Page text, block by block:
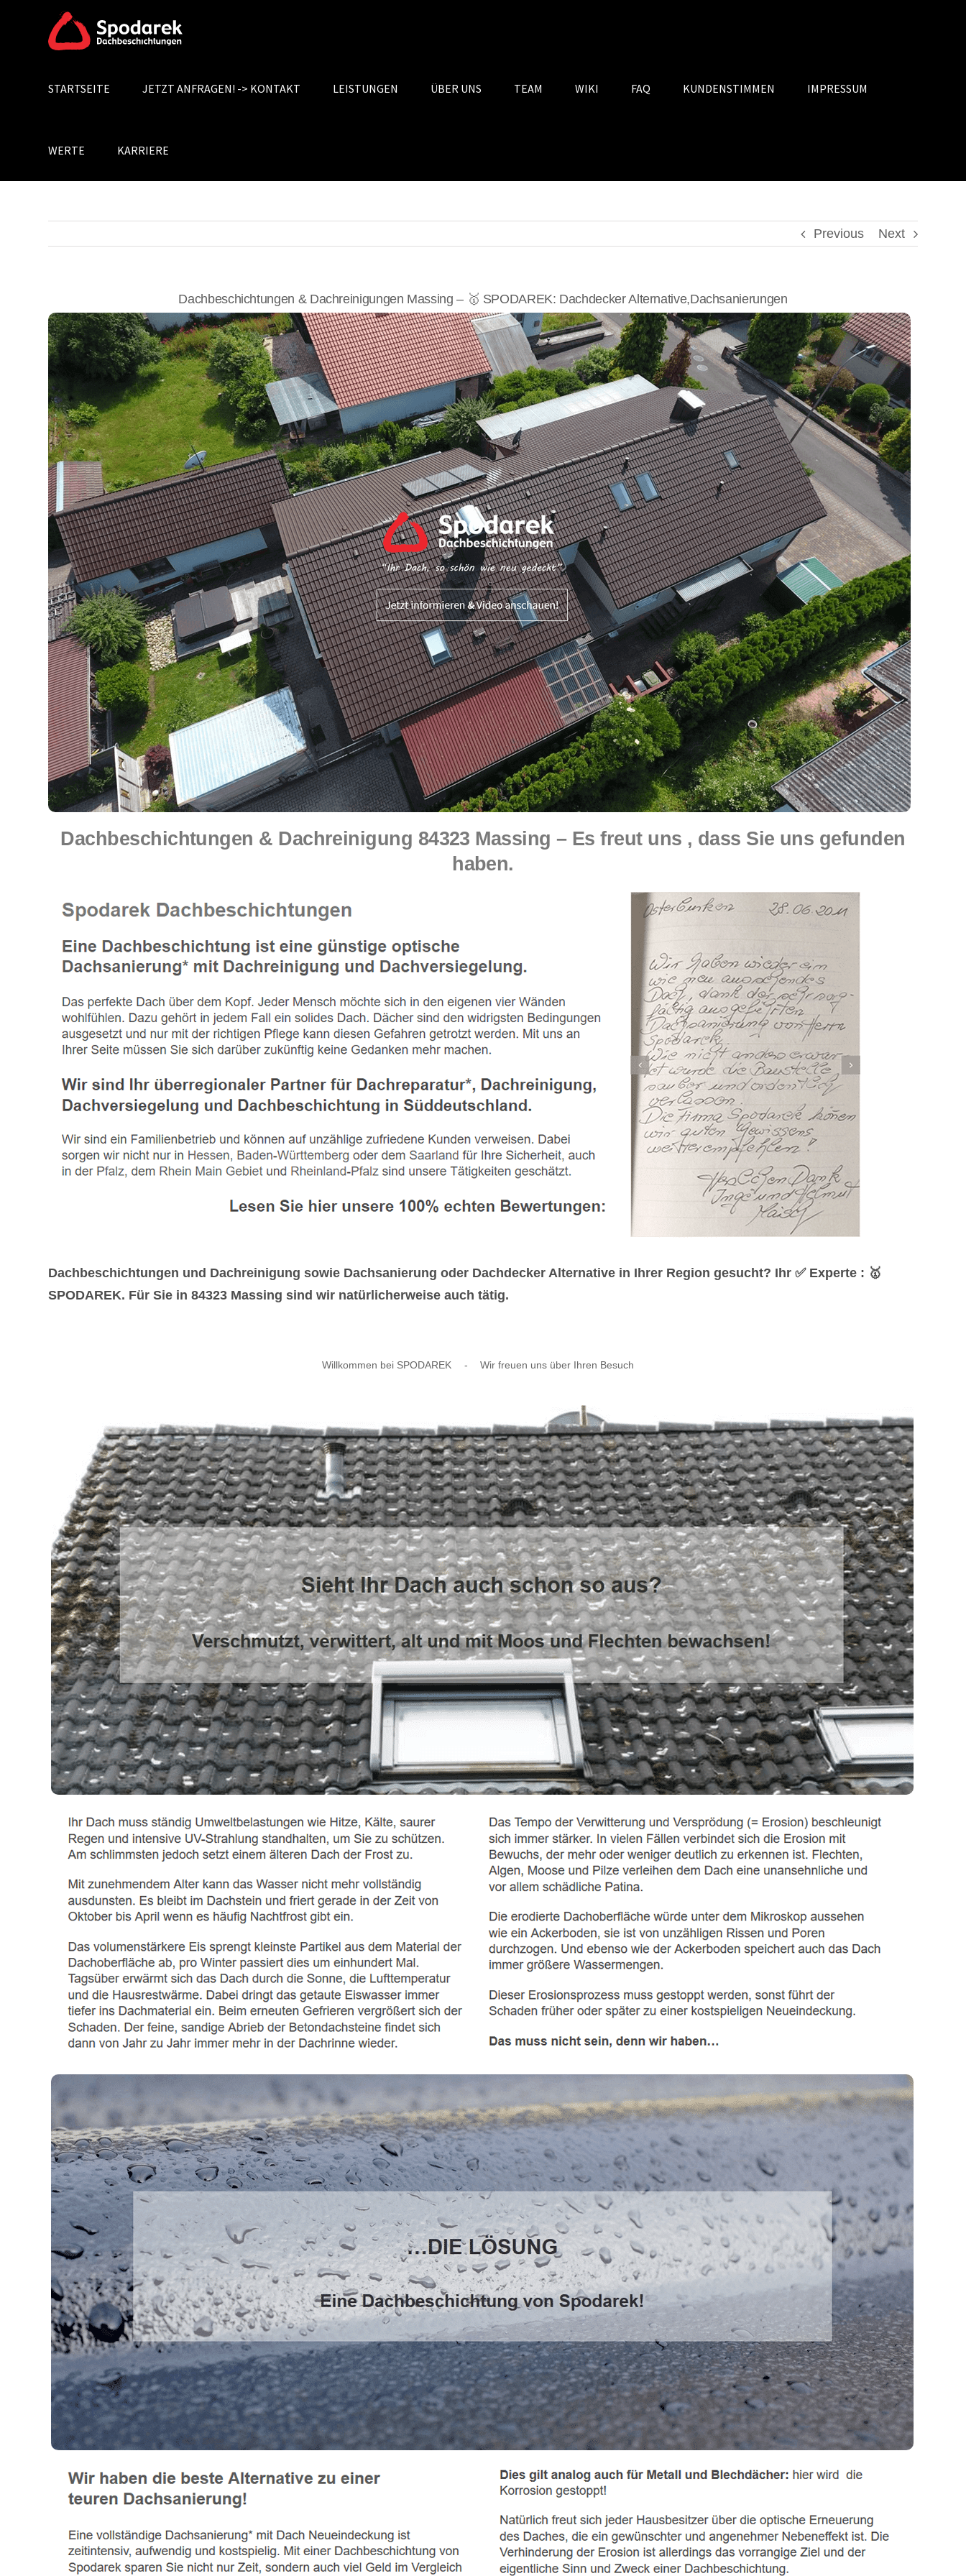
Search
STARTSEITE JETZT ANFRAGEN! -> KONTAKT LEISTUNGEN ÜBER UNS TEAM WIKI FAQ KUNDENSTIMMEN IMPRESSUM
WERTE KARRIERE
Previous Next
Dachbeschichtungen & Dachreinigungen Massing – 🥇 SPODAREK: Dachdecker Alternative,Dachsanierungen
Dachbeschichtungen & Dachreinigung 84323 Massing – Es freut uns , dass Sie uns gefunden
haben.
Dachbeschichtungen und Dachreinigung sowie Dachsanierung oder Dachdecker Alternative in Ihrer Region gesucht? Ihr ✅ Experte : 🥇
SPODAREK. Für Sie in 84323 Massing sind wir natürlicherweise auch tätig.
Willkommen bei SPODAREK - Wir freuen uns über Ihren Besuch